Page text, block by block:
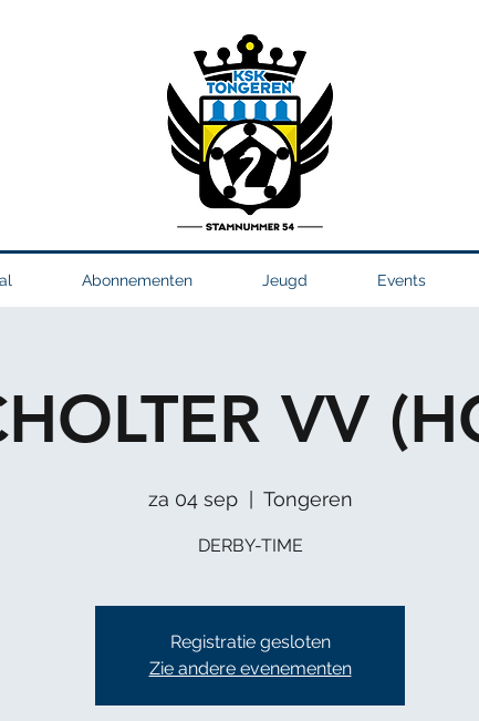
Abonnementen Jeugd Events
VV
za 04 sep
  |
Tongeren
DERBY-TIME
Registratie gesloten
Zie andere evenementen